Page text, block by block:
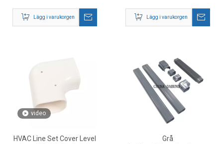
Lägg i varukorgen Lägg i varukorgen
video
HVAC Line Set Cover Level
Grå